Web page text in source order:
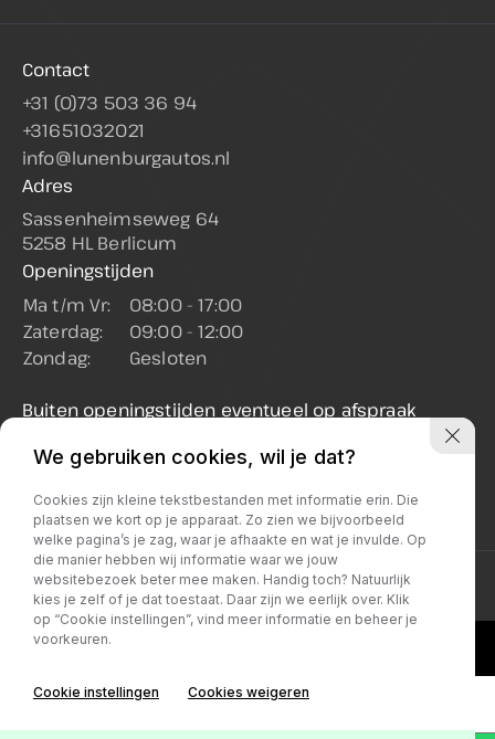
Contact
+31 (0)73 503 36 94
+31651032021
info@lunenburgautos.nl
Adres
Sassenheimseweg 64
5258 HL Berlicum
Openingstijden
Ma t/m Vr:
08:00 - 17:00
Zaterdag:
09:00 - 12:00
Zondag:
Gesloten
Buiten openingstijden eventueel op afspraak
Let op: in juli en augustus op zaterdag gesloten
(enkel op afspraak geopend)
Privacy policy
We gebruiken cookies, wil je dat?
Cookies zijn kleine tekstbestanden met informatie erin. Die
plaatsen we kort op je apparaat. Zo zien we bijvoorbeeld
welke pagina’s je zag, waar je afhaakte en wat je invulde. Op
die manier hebben wij informatie waar we jouw
websitebezoek beter mee maken. Handig toch? Natuurlijk
kies je zelf of je dat toestaat. Daar zijn we eerlijk over. Klik
op “Cookie instellingen”, vind meer informatie en beheer je
voorkeuren.
Cookie instellingen Cookies weigeren